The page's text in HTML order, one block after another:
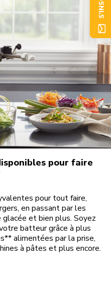
pour faire
pour tout faire,
en passant par les
et bien plus. Soyez
batteur grâce à plus
alimentées par la prise,
à pâtes et plus encore.